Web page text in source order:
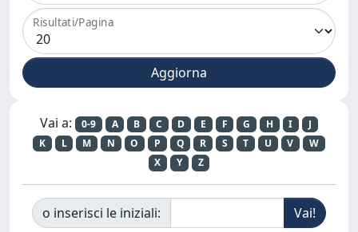
Risultati/Pagina
Vai a: 0-9 A B C D E F G H I
J
K
L M N O P Q R S T U V
W
X
Y Z
o inserisci le iniziali: